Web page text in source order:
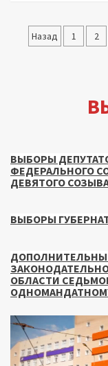
Назад 1 2
ВЫБОРЫ
ФЕДЕРАЛЬНОГО
ДЕВЯТОГО
ВЫБОРЫ
ОБЛАСТИ